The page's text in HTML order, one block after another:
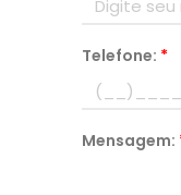
Telefone: *
Mensagem: